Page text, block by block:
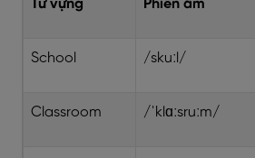
Từ vựng Phiên âm
School /skuːl/
Classroom /ˈklɑːsruːm/